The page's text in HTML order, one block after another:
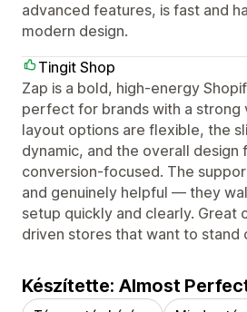
advanced features, is fast and
modern design.
Tingit Shop
Zap is a bold, high-energy
perfect for brands with a strong
layout options are flexible, the
dynamic, and the overall design
conversion-focused. The
and genuinely helpful — they
setup quickly and clearly. Great
driven stores that want to stand
Készítette: Almost